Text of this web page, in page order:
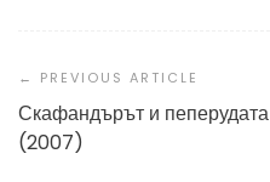
Navigation
Скафандърът и пеперудата
(2007)